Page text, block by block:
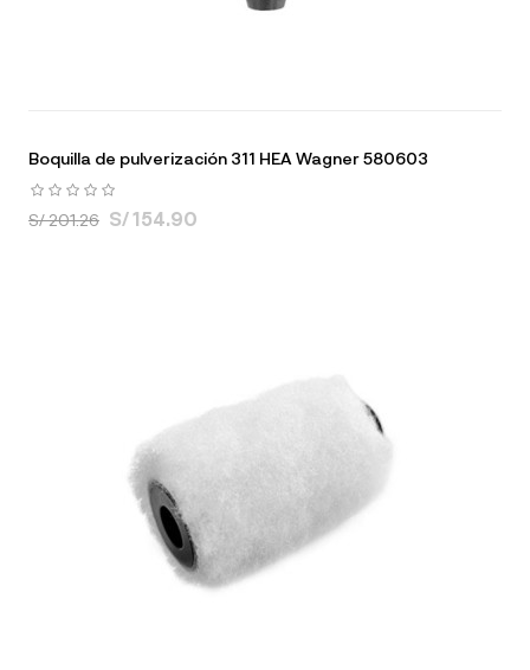
Boquilla de pulverización 311 HEA Wagner 580603
S/ 201.26 S/ 154.90